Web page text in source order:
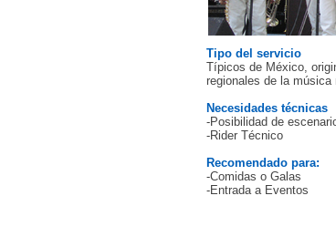
Tipo del servicio
Típicos de México,
regionales de la
Necesidades técnicas
-Posibilidad de
-Rider Técnico
Recomendado para:
-Comidas o Galas
-Entrada a Eventos